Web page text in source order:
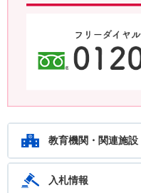
鹿児島教育ホットライン24
ます。フリーダイヤル：
教育機関・関連施設
入札情報